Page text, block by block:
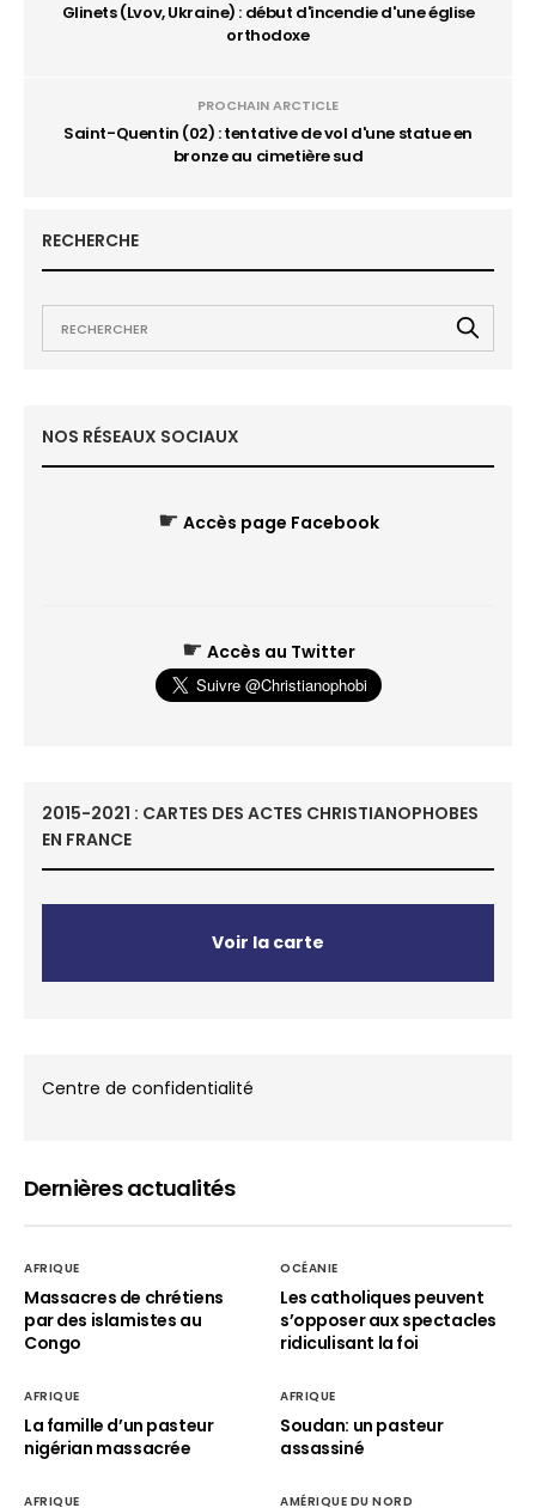
Glinets (Lvov, Ukraine) : début d'incendie d'une église
orthodoxe
PROCHAIN ARCTICLE
Saint-Quentin (02) : tentative de vol d'une statue en
bronze au cimetière sud
RECHERCHE
NOS RÉSEAUX SOCIAUX
☛ Accès page Facebook
☛ Accès au Twitter
2015-2021 : CARTES DES ACTES CHRISTIANOPHOBES
EN FRANCE
Voir la carte
Centre de confidentialité
Dernières actualités
AFRIQUE
Massacres de chrétiens
par des islamistes au
Congo
OCÉANIE
Les catholiques peuvent
s’opposer aux spectacles
ridiculisant la foi
AFRIQUE
La famille d’un pasteur
nigérian massacrée
AFRIQUE
Soudan: un pasteur
assassiné
AFRIQUE AMÉRIQUE DU NORD